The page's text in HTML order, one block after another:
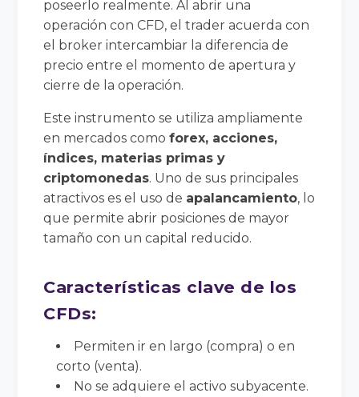
poseerlo realmente. Al abrir una
operación con CFD, el trader acuerda con
el broker intercambiar la diferencia de
precio entre el momento de apertura y
cierre de la operación.
Este instrumento se utiliza ampliamente
en mercados comoforex, acciones,
índices, materias primas y
criptomonedas. Uno de sus principales
atractivos es el uso de apalancamiento, lo
que permite abrir posiciones de mayor
tamaño con un capital reducido.
Características clave de los
CFDs:
Permiten ir en largo (compra) o en
corto (venta).
No se adquiere el activo subyacente.